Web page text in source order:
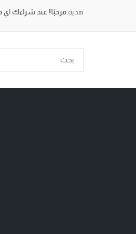
هدية مرحبًا! عند شراءك اي